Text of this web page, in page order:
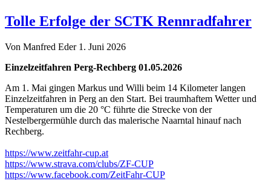
Tolle Erfolge der SCTK Rennradfahrer
Von Manfred Eder 1. Juni 2026
Einzelzeitfahren Perg-Rechberg 01.05.2026
Am 1. Mai gingen Markus und Willi beim 14 Kilometer langen
Einzelzeitfahren in Perg an den Start. Bei traumhaftem Wetter und
Temperaturen um die 20 °C führte die Strecke von der
Nestelbergermühle durch das malerische Naarntal hinauf nach
Rechberg.
https://www.zeitfahr-cup.at
https://www.strava.com/clubs/ZF-CUP
https://www.facebook.com/ZeitFahr-CUP